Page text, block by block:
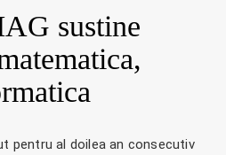
sustine
pentru al doilea an consecutiv